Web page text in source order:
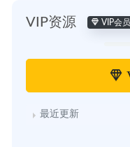
VIP资源 VIP会
最近更新